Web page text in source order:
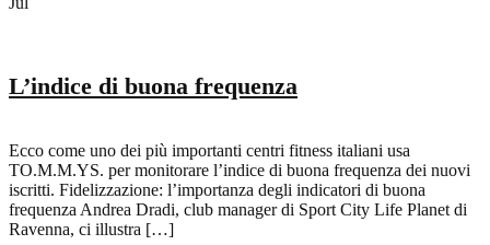
L’indice di buona frequenza
Ecco come uno dei più importanti centri fitness italiani usa
TO.M.M.YS. per monitorare l’indice di buona frequenza dei nuovi
iscritti. Fidelizzazione: l’importanza degli indicatori di buona
frequenza Andrea Dradi, club manager di Sport City Life Planet di
Ravenna, ci illustra […]